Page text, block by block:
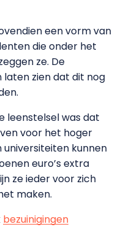
een vorm van
die onder het
ze. De
zien dat dit nog
leenstelsel was dat
voor het hoger
universiteiten kunnen
euro’s extra
ze ieder voor zich
maken.
bezuinigingen